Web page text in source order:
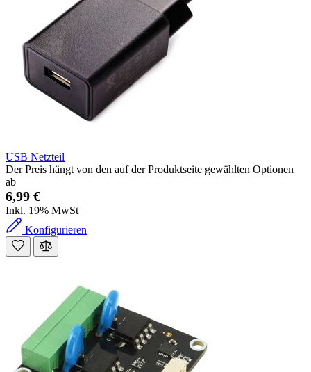
USB Netzteil
Der Preis hängt von den auf der Produktseite gewählten Optionen
ab
6,99 €
Inkl. 19% MwSt
Konfigurieren